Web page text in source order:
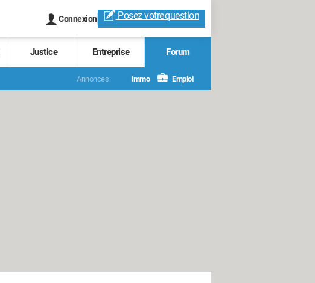
Connexion Posez votrequestion
Justice Entreprise Forum
Annonces Immo Emploi